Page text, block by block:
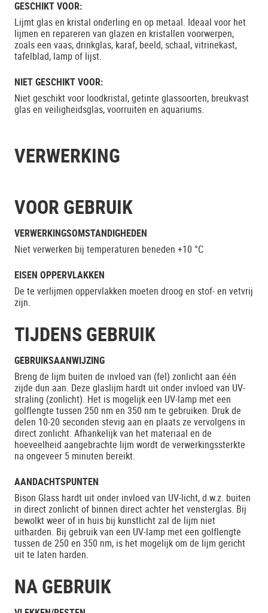
GESCHIKT VOOR:
Lijmt glas en kristal onderling en op metaal. Ideaal voor het
lijmen en repareren van glazen en kristallen voorwerpen,
zoals een vaas, drinkglas, karaf, beeld, schaal, vitrinekast,
tafelblad, lamp of lijst.
NIET GESCHIKT VOOR:
Niet geschikt voor loodkristal, getinte glassoorten, breukvast
glas en veiligheidsglas, voorruiten en aquariums.
VERWERKING
VOOR GEBRUIK
VERWERKINGSOMSTANDIGHEDEN
Niet verwerken bij temperaturen beneden +10 °C
EISEN OPPERVLAKKEN
De te verlijmen oppervlakken moeten droog en stof- en vetvrij
zijn.
TIJDENS GEBRUIK
GEBRUIKSAANWIJZING
Breng de lijm buiten de invloed van (fel) zonlicht aan één
zijde dun aan. Deze glaslijm hardt uit onder invloed van UV-
straling (zonlicht). Het is mogelijk een UV-lamp met een
golflengte tussen 250 nm en 350 nm te gebruiken. Druk de
delen 10-20 seconden stevig aan en plaats ze vervolgens in
direct zonlicht. Afhankelijk van het materiaal en de
hoeveelheid aangebrachte lijm wordt de verwerkingssterkte
na ongeveer 5 minuten bereikt.
AANDACHTSPUNTEN
Bison Glass hardt uit onder invloed van UV-licht, d.w.z. buiten
in direct zonlicht of binnen direct achter het vensterglas. Bij
bewolkt weer of in huis bij kunstlicht zal de lijm niet
uitharden. Bij gebruik van een UV-lamp met een golflengte
tussen de 250 en 350 nm, is het mogelijk om de lijm gericht
uit te laten harden.
NA GEBRUIK